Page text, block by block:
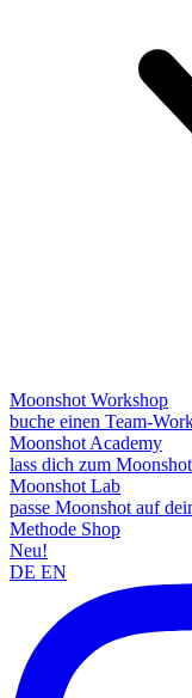
Moonshot Workshop
buche einen Team-
Moonshot Academy
lass dich zum
Moonshot Lab
passe Moonshot auf
Methode Shop
Neu!
DE EN